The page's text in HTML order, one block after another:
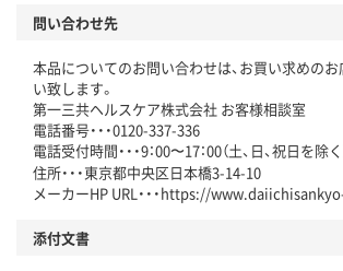
問い合わせ先
本品についてのお問い合わせは、お買い求めの
い致します。
第一三共ヘルスケア株式会社 お客様相談室
電話番号・・・0120-337-336
電話受付時間・・・9：00〜17：00（土、日、祝日を除く
住所・・・東京都中央区日本橋3-14-10
メーカーHP URL・・・https://
添付文書